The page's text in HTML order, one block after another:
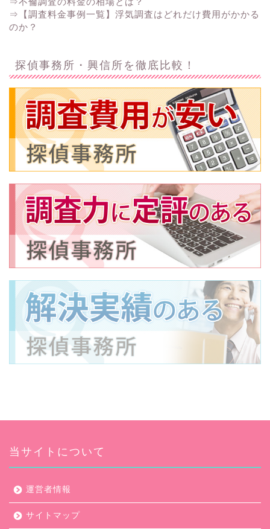
⇒【調査料金事例一覧】浮気調査はどれだけ費用がかかる
のか？
探偵事務所・興信所を徹底比較！